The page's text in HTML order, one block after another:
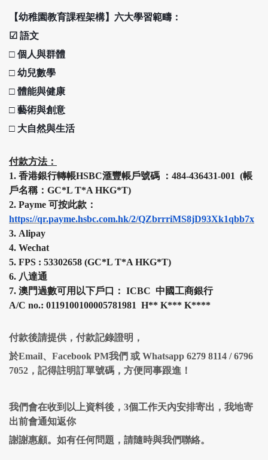
【幼稚園教育課程架構】六大學習範疇：
☑ 語文
□ 個人與群體
□ 幼兒數學
□ 體能與健康
□ 藝術與創意
□ 大自然與生活
付款方法：
1. 香港銀行轉帳HSBC滙豐帳戶號碼 ：484-436431-001 (帳
戶名稱：GC*L T*A HKG*T)
2. Payme 可按此款：
https://qr.payme.hsbc.com.hk/2/QZbrrriMS8jD93Xk1qbb7x
3. Alipay
4. Wechat
5. FPS : 53302658 (GC*L T*A HKG*T)
6. 八達通
7. 澳門過數可用以下戶口： ICBC 中國工商銀行
A/C no.: 0119100100005781981 H** K*** K****
付款後請提供，付款記錄證明，
於Email、Facebook PM我們 或 Whatsapp 6279 8114 / 6796
7052，記得註明訂單號碼，方便同事跟進！
我們會在收到以上資料後，3個工作天內安排寄出，我地寄
出前會通知返你
謝謝惠顧。如有任何問題，請隨時與我們聯絡。